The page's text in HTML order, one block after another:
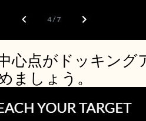
心点がドッキン
ましょう。